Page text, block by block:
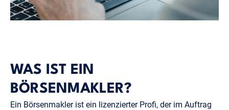
WAS IST EIN
BÖRSENMAKLER?
Ein Börsenmakler ist ein lizenzierter Profi, der im Auftrag